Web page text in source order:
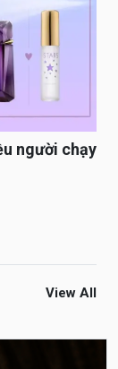
người chạy
View All